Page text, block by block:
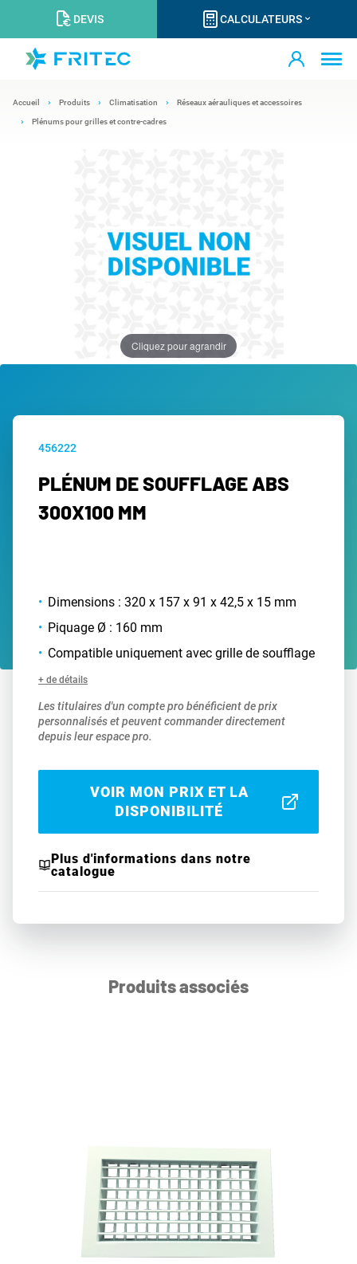
DEVIS CALCULATEURS
Accueil Produits Climatisation Réseaux aérauliques et accessoires
Plénums pour grilles et contre-cadres
Cliquez pour agrandir
456222
PLÉNUM DE SOUFFLAGE ABS
300X100 MM
Dimensions : 320 x 157 x 91 x 42,5 x 15 mm
Piquage Ø : 160 mm
Compatible uniquement avec grille de soufflage
+ de détails
Les titulaires d'un compte pro bénéficient de prix
personnalisés et peuvent commander directement
depuis leur espace pro.
VOIR MON PRIX ET LA
DISPONIBILITÉ
Plus d'informations dans notre
catalogue
Produits associés